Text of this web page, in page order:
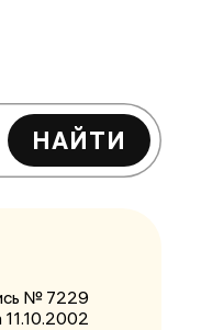
НАЙТИ
№ 7229